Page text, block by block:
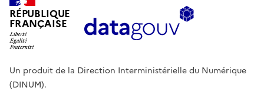
RÉPUBLIQUE
FRANÇAISE
Un produit de la Direction Interministérielle du Numérique
(DINUM).